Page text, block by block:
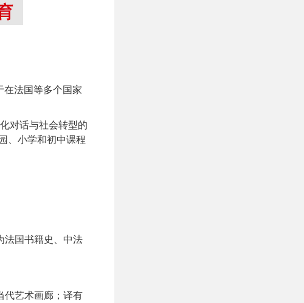
在法国等多个国家
对话与社会转型的
、小学和初中课程
法国书籍史、中法
代艺术画廊；译有